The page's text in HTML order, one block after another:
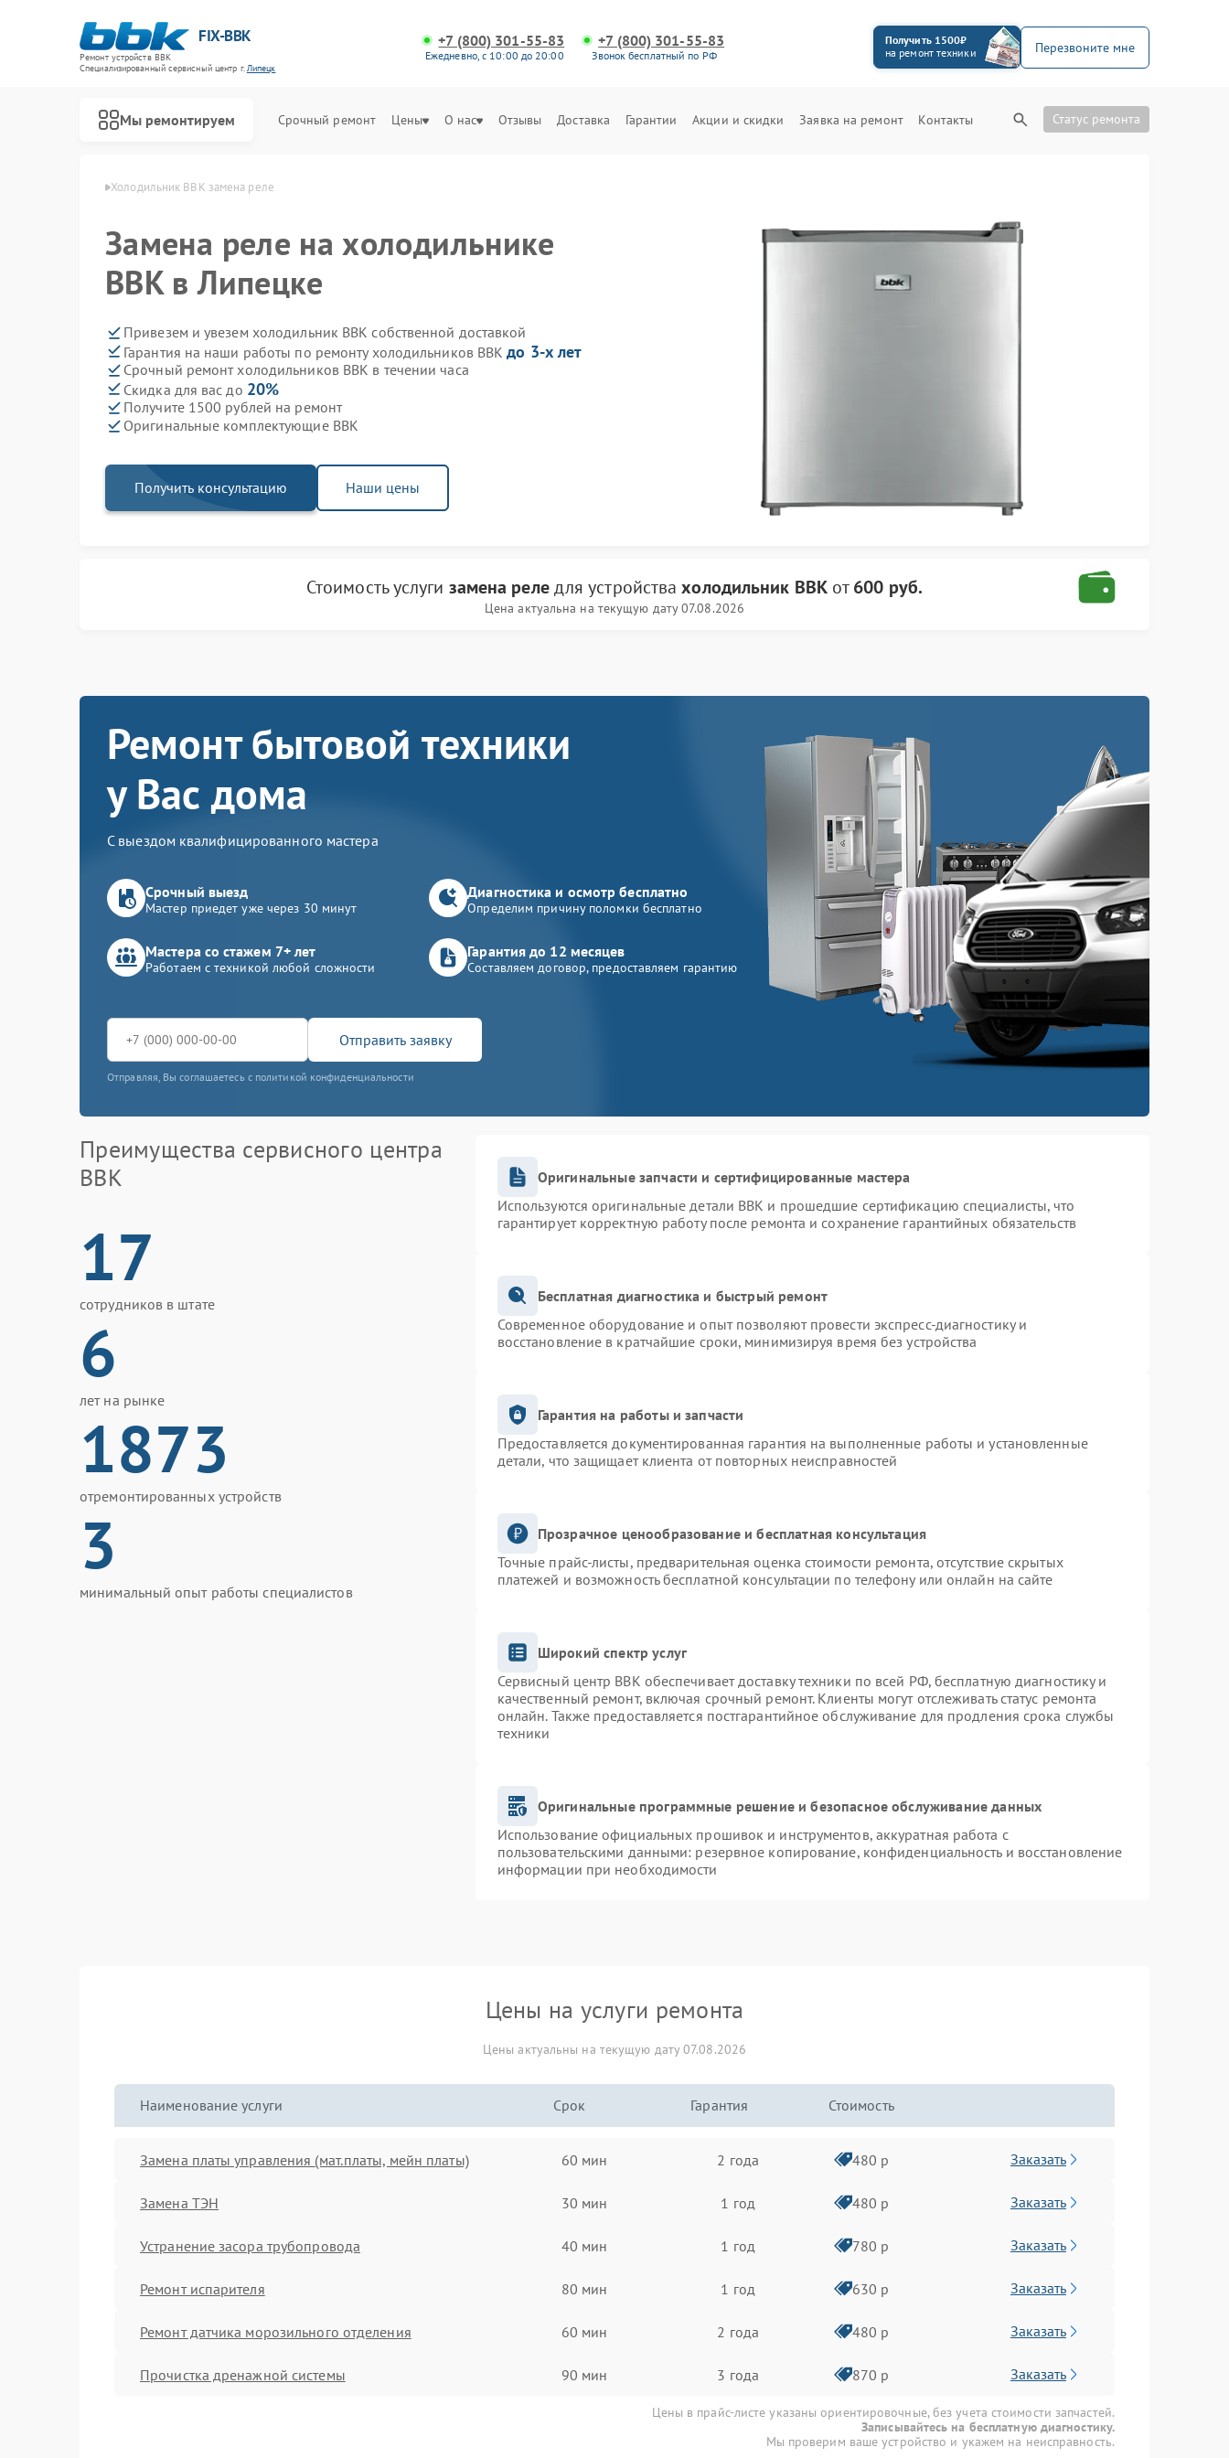
FIX-BBK
Ремонт устройств BBK
Специализированный cервисный центр г.Липецк
+7 (800) 301-55-83
Ежедневно, с 10:00 до 20:00
+7 (800) 301-55-83
Звонок бесплатный по РФ
Получить 1500₽
на ремонт техники
Перезвоните мне
Мы ремонтируем Срочный ремонт Цены О нас Отзывы Доставка Гарантии Акции и скидки Заявка на ремонт Контакты Статус ремонта
BBK в Липецке Холодильник BBK замена реле
Замена реле на холодильнике
BBK в Липецке
Привезем и увезем холодильник BBK собственной доставкой
Гарантия на наши работы по ремонту холодильников BBKдо 3-х лет
Срочный ремонт холодильников BBK в течении часа
Скидка для вас до 20%
Получите 1500 рублей на ремонт
Оригинальные комплектующие BBK
Получить консультацию Наши цены
Стоимость услуги замена реледля устройствахолодильник BBKот600 руб.
Цена актуальна на текущую дату 07.08.2026
Ремонт бытовой техники
у Вас дома
С выездом квалифицированного мастера
Срочный выезд
Мастер приедет уже через 30 минут
Диагностика и осмотр бесплатно
Определим причину поломки бесплатно
Мастера со стажем 7+ лет
Работаем с техникой любой сложности
Гарантия до 12 месяцев
Составляем договор, предоставляем гарантию
Отправить заявку
Отправляя, Вы соглашаетесь с политикой конфиденциальности
Преимущества сервисного центра
BBK
17
сотрудников в штате
6
лет на рынке
1873
отремонтированных устройств
3
минимальный опыт работы специалистов
Оригинальные запчасти и сертифицированные мастера
Используются оригинальные детали BBK и прошедшие сертификацию специалисты, что
гарантирует корректную работу после ремонта и сохранение гарантийных обязательств
Бесплатная диагностика и быстрый ремонт
Современное оборудование и опыт позволяют провести экспресс-диагностику и
восстановление в кратчайшие сроки, минимизируя время без устройства
Гарантия на работы и запчасти
Предоставляется документированная гарантия на выполненные работы и установленные
детали, что защищает клиента от повторных неисправностей
Прозрачное ценообразование и бесплатная консультация
Точные прайс-листы, предварительная оценка стоимости ремонта, отсутствие скрытых
платежей и возможность бесплатной консультации по телефону или онлайн на сайте
Широкий спектр услуг
Сервисный центр BBK обеспечивает доставку техники по всей РФ, бесплатную диагностику и
качественный ремонт, включая срочный ремонт. Клиенты могут отслеживать статус ремонта
онлайн. Также предоставляется постгарантийное обслуживание для продления срока службы
техники
Оригинальные программные решение и безопасное обслуживание данных
Использование официальных прошивок и инструментов, аккуратная работа с
пользовательскими данными: резервное копирование, конфиденциальность и восстановление
информации при необходимости
Цены на услуги ремонта
Цены актуальны на текущую дату 07.08.2026
Наименование услуги Срок Гарантия Стоимость
Замена платы управления (мат.платы, мейн платы) 60 мин 2 года 480 р Заказать
Замена ТЭН 30 мин 1 год 480 р Заказать
Устранение засора трубопровода 40 мин 1 год 780 р Заказать
Ремонт испарителя 80 мин 1 год 630 р Заказать
Ремонт датчика морозильного отделения 60 мин 2 года 480 р Заказать
Прочистка дренажной системы 90 мин 3 года 870 р Заказать
Цены в прайс-листе указаны ориентировочные, без учета стоимости запчастей.
Записывайтесь на бесплатную диагностику.
Мы проверим ваше устройство и укажем на неисправность.